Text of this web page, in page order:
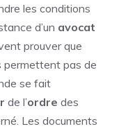
les conditions
d’un avocat
prouver que
permettent pas de
se fait
de l’ordre des
Les documents